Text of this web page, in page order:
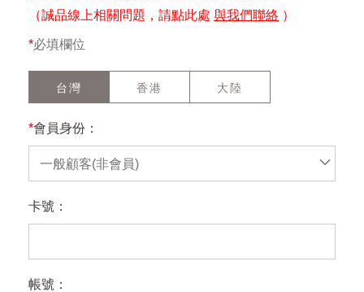
（誠品線上相關問題，請點此處 與我們聯絡 ）
*必填欄位
台灣 香港 大陸
*會員身份：
一般顧客(非會員)
卡號：
帳號：